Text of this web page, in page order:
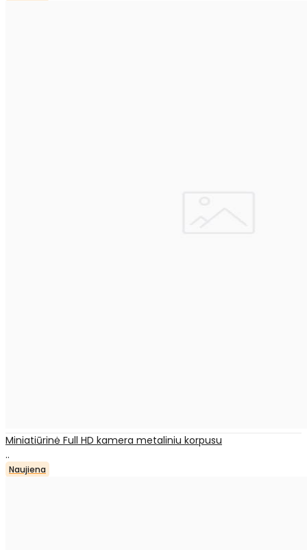
Miniatiūrinė Full HD kamera metaliniu korpusu
..
Naujiena